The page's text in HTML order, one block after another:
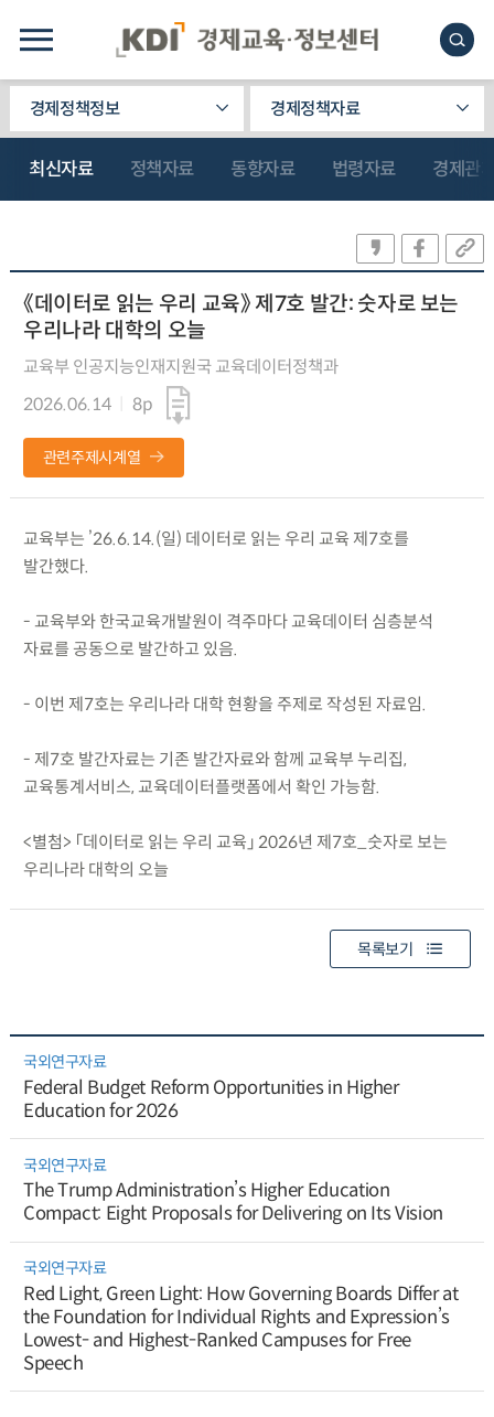
경제정책정보 경제정책자료
최신자료 정책자료 동향자료 법령자료 경제관
《데이터로 읽는 우리 교육》 제7호 발간: 숫자로 보는
우리나라 대학의 오늘
교육부 인공지능인재지원국 교육데이터정책과
2026.06.14
8p
관련주제시계열
교육부는 ’26.6.14.(일) 데이터로 읽는 우리 교육 제7호를
발간했다.
- 교육부와 한국교육개발원이 격주마다 교육데이터 심층분석
자료를 공동으로 발간하고 있음.
- 이번 제7호는 우리나라 대학 현황을 주제로 작성된 자료임.
- 제7호 발간자료는 기존 발간자료와 함께 교육부 누리집,
교육통계서비스, 교육데이터플랫폼에서 확인 가능함.
<별첨> 「데이터로 읽는 우리 교육」 2026년 제7호_숫자로 보는
우리나라 대학의 오늘
목록보기
국외연구자료
Federal Budget Reform Opportunities in Higher
Education for 2026
국외연구자료
The Trump Administration’s Higher Education
Compact: Eight Proposals for Delivering on Its Vision
국외연구자료
Red Light, Green Light: How Governing Boards Differ at
the Foundation for Individual Rights and Expression’s
Lowest- and Highest-Ranked Campuses for Free
Speech